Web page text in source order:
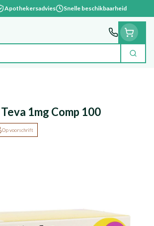
Apothekersadvies Snelle beschikbaarheid
Zoek
1mg Comp 100
Op voorschrift